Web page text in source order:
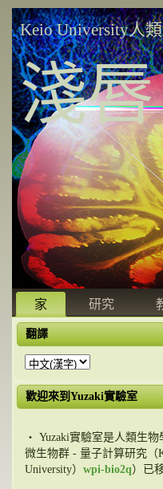
Keio University人
淺唇
家 研究
翻譯
歡迎來到Yuzaki實驗室
・ Yuzaki實驗室是人類生
微生物群 - 量子計算研究（
University） wpi-bio2q）已